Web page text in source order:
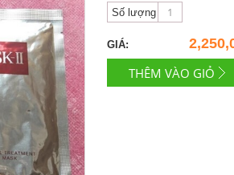
Số lượng
GIÁ: